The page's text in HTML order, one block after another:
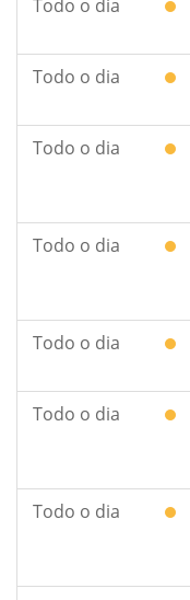
Todo o dia
Todo o dia
Todo o dia
Todo o dia
Todo o dia
Todo o dia
Todo o dia